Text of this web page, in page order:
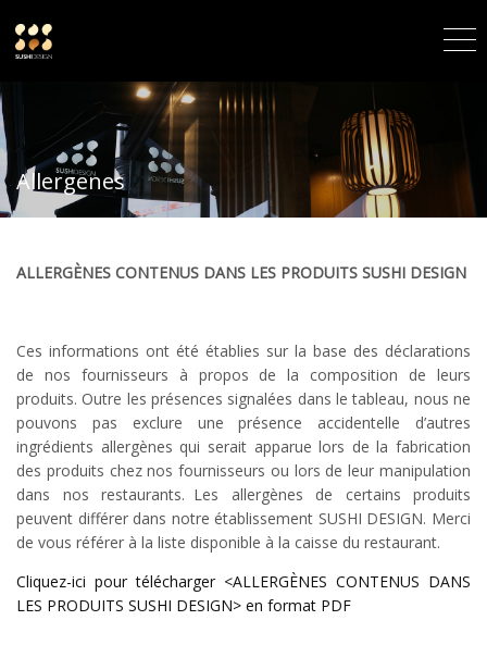
Allergenes
ALLERGÈNES CONTENUS DANS LES PRODUITS SUSHI DESIGN
Ces informations ont été établies sur la base des déclarations
de nos fournisseurs à propos de la composition de leurs
produits. Outre les présences signalées dans le tableau, nous ne
pouvons pas exclure une présence accidentelle d’autres
ingrédients allergènes qui serait apparue lors de la fabrication
des produits chez nos fournisseurs ou lors de leur manipulation
dans nos restaurants. Les allergènes de certains produits
peuvent différer dans notre établissement SUSHI DESIGN. Merci
de vous référer à la liste disponible à la caisse du restaurant.
Cliquez-ici pour télécharger <ALLERGÈNES CONTENUS DANS
LES PRODUITS SUSHI DESIGN> en format PDF